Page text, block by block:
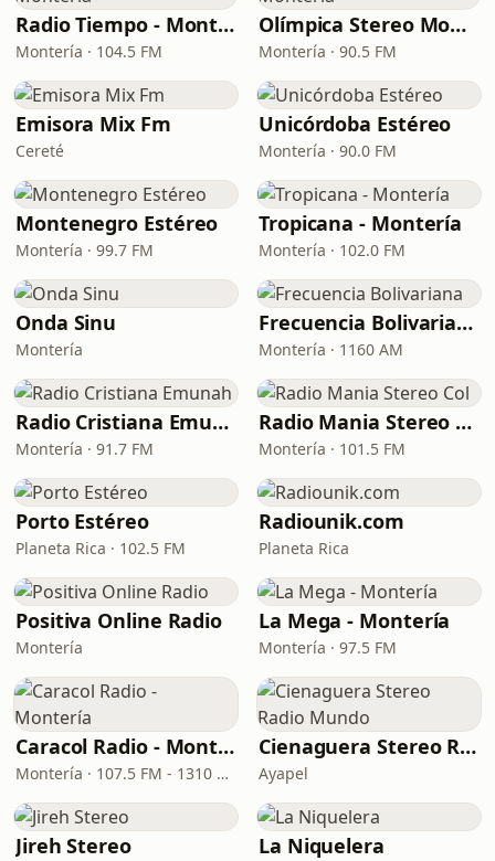
Radio Tiempo - Montería
Montería · 104.5 FM
Olímpica Stereo Montería
Montería · 90.5 FM
Emisora Mix Fm
Cereté
Unicórdoba Estéreo
Montería · 90.0 FM
Montenegro Estéreo
Montería · 99.7 FM
Tropicana - Montería
Montería · 102.0 FM
Onda Sinu
Montería
Frecuencia Bolivariana
Montería · 1160 AM
Radio Cristiana Emunah
Montería · 91.7 FM
Radio Mania Stereo Col
Montería · 101.5 FM
Porto Estéreo
Planeta Rica · 102.5 FM
Radiounik.com
Planeta Rica
Positiva Online Radio
Montería
La Mega - Montería
Montería · 97.5 FM
Caracol Radio - Montería
Montería · 107.5 FM - 1310 AM
Cienaguera Stereo Radio Mundo
Ayapel
Jireh Stereo La Niquelera